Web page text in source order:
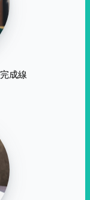
成線